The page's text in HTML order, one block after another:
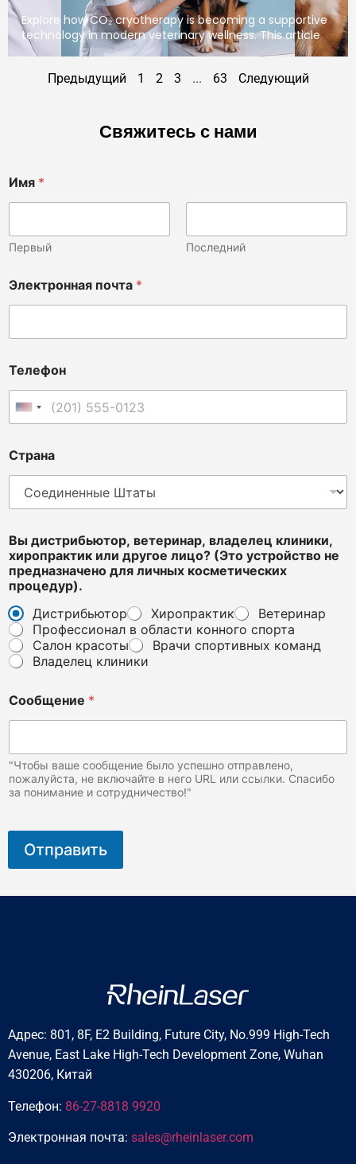
Explore how CO₂ cryotherapy is becoming a supportive
technology in modern veterinary wellness. This article
Предыдущий 1 2 3 ... 63 Следующий
Свяжитесь с нами
Имя *
Первый Последний
Электронная почта *
Телефон
Соединенные Штаты +1
Страна
s
Т
е
л
е
ф
о
н
и
и
Вы дистрибьютор, ветеринар, владелец клиники,
хиропрактик или другое лицо? (Это устройство не
предназначено для личных косметических
процедур).
Дистрибьютор
Хиропрактик
Ветеринар
Профессионал в области конного спорта
Салон красоты
Врачи спортивных команд
Владелец клиники
Сообщение *
"Чтобы ваше сообщение было успешно отправлено,
пожалуйста, не включайте в него URL или ссылки. Спасибо
за понимание и сотрудничество!"
Отправить
Адрес: 801, 8F, E2 Building, Future City, No.999 High-Tech
Avenue, East Lake High-Tech Development Zone, Wuhan
430206, Китай
Телефон: 86-27-8818 9920
Электронная почта: sales@rheinlaser.com